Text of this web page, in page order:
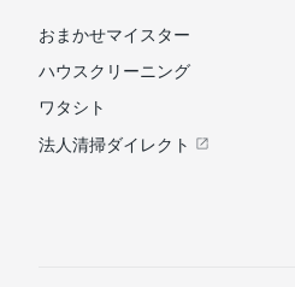
おまかせマイスター
ハウスクリーニング
ワタシト
法人清掃ダイレクト